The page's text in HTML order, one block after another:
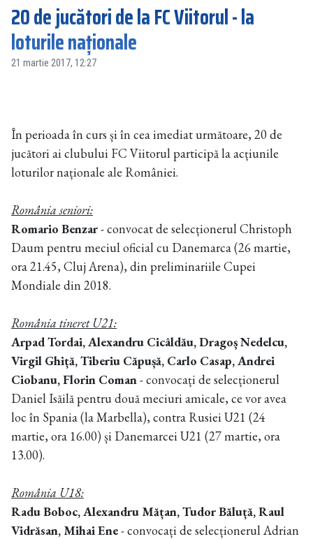
20 de jucători de la FC Viitorul - la
loturile naționale
21 martie 2017, 12:27
În perioada în curs și în cea imediat următoare, 20 de
jucători ai clubului FC Viitorul participă la acțiunile
loturilor naționale ale României.
România seniori:
Romario Benzar- convocat de selecționerul Christoph
Daum pentru meciul oficial cu Danemarca (26 martie,
ora 21.45, Cluj Arena), din preliminariile Cupei
Mondiale din 2018.
România tineret U21:
Arpad Tordai, Alexandru Cicâldău, Dragoș Nedelcu,
Virgil Ghiță, Tiberiu Căpușă, Carlo Casap, Andrei
Ciobanu, Florin Coman- convocați de selecționerul
Daniel Isăilă pentru două meciuri amicale, ce vor avea
loc în Spania (la Marbella), contra Rusiei U21 (24
martie, ora 16.00) și Danemarcei U21 (27 martie, ora
13.00).
România U18:
Radu Boboc, Alexandru Mățan, Tudor Băluță, Raul
Vidrăsan, Mihai Ene- convocați de selecționerul Adrian